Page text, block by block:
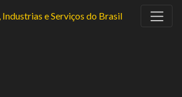
Industrias e Serviços do Brasil